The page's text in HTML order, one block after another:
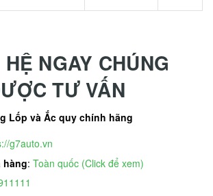
NGAY CHÚNG
TƯ VẤN
Lốp và Ắc quy chính hãng
g7auto.vn
hàng: Toàn quốc (Click để xem)